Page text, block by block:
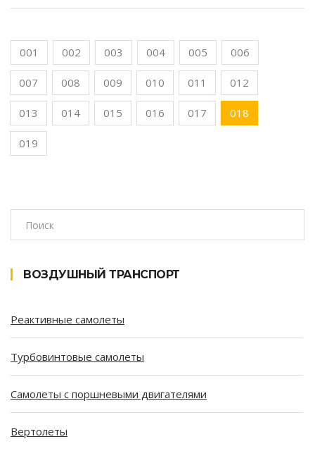
001 002 003 004 005 006
007 008 009 010 011 012
013 014 015 016 017 018
019
ВОЗДУШНЫЙ ТРАНСПОРТ
Реактивные самолеты
Турбовинтовые самолеты
Самолеты с поршневыми двигателями
Вертолеты